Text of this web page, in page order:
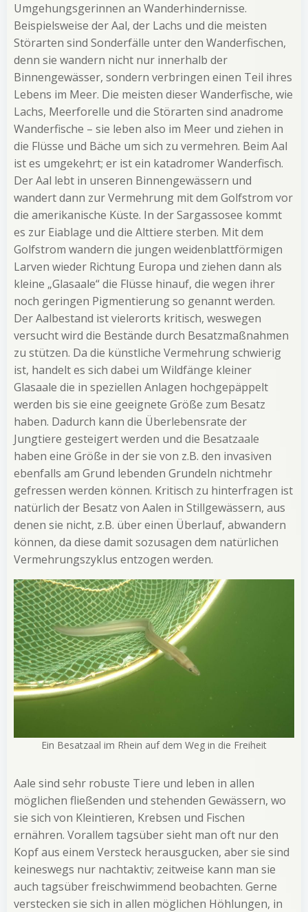
Umgehungsgerinnen an Wanderhindernisse.
Beispielsweise der Aal, der Lachs und die meisten
Störarten sind Sonderfälle unter den Wanderfischen,
denn sie wandern nicht nur innerhalb der
Binnengewässer, sondern verbringen einen Teil ihres
Lebens im Meer. Die meisten dieser Wanderfische, wie
Lachs, Meerforelle und die Störarten sind anadrome
Wanderfische – sie leben also im Meer und ziehen in
die Flüsse und Bäche um sich zu vermehren. Beim Aal
ist es umgekehrt; er ist ein katadromer Wanderfisch.
Der Aal lebt in unseren Binnengewässern und
wandert dann zur Vermehrung mit dem Golfstrom vor
die amerikanische Küste. In der Sargassosee kommt
es zur Eiablage und die Alttiere sterben. Mit dem
Golfstrom wandern die jungen weidenblattförmigen
Larven wieder Richtung Europa und ziehen dann als
kleine „Glasaale“ die Flüsse hinauf, die wegen ihrer
noch geringen Pigmentierung so genannt werden.
Der Aalbestand ist vielerorts kritisch, weswegen
versucht wird die Bestände durch Besatzmaßnahmen
zu stützen. Da die künstliche Vermehrung schwierig
ist, handelt es sich dabei um Wildfänge kleiner
Glasaale die in speziellen Anlagen hochgepäppelt
werden bis sie eine geeignete Größe zum Besatz
haben. Dadurch kann die Überlebensrate der
Jungtiere gesteigert werden und die Besatzaale
haben eine Größe in der sie von z.B. den invasiven
ebenfalls am Grund lebenden Grundeln nichtmehr
gefressen werden können. Kritisch zu hinterfragen ist
natürlich der Besatz von Aalen in Stillgewässern, aus
denen sie nicht, z.B. über einen Überlauf, abwandern
können, da diese damit sozusagen dem natürlichen
Vermehrungszyklus entzogen werden.
Ein Besatzaal im Rhein auf dem Weg in die Freiheit
Aale sind sehr robuste Tiere und leben in allen
möglichen fließenden und stehenden Gewässern, wo
sie sich von Kleintieren, Krebsen und Fischen
ernähren. Vorallem tagsüber sieht man oft nur den
Kopf aus einem Versteck herausgucken, aber sie sind
keineswegs nur nachtaktiv; zeitweise kann man sie
auch tagsüber freischwimmend beobachten. Gerne
verstecken sie sich in allen möglichen Höhlungen, in